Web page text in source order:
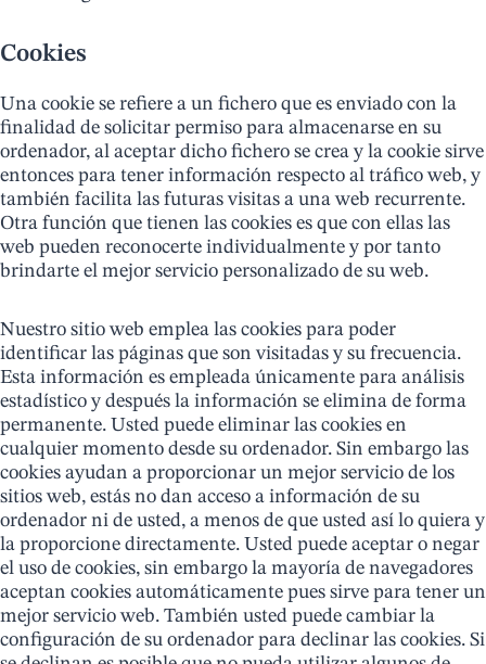
Cookies
Una cookie se refiere a un fichero que es enviado con la
finalidad de solicitar permiso para almacenarse en su
ordenador, al aceptar dicho fichero se crea y la cookie sirve
entonces para tener información respecto al tráfico web, y
también facilita las futuras visitas a una web recurrente.
Otra función que tienen las cookies es que con ellas las
web pueden reconocerte individualmente y por tanto
brindarte el mejor servicio personalizado de su web.
​Nuestro sitio web emplea las cookies para poder
identificar las páginas que son visitadas y su frecuencia.
Esta información es empleada únicamente para análisis
estadístico y después la información se elimina de forma
permanente. Usted puede eliminar las cookies en
cualquier momento desde su ordenador. Sin embargo las
cookies ayudan a proporcionar un mejor servicio de los
sitios web, estás no dan acceso a información de su
ordenador ni de usted, a menos de que usted así lo quiera y
la proporcione directamente. Usted puede aceptar o negar
el uso de cookies, sin embargo la mayoría de navegadores
aceptan cookies automáticamente pues sirve para tener un
mejor servicio web. También usted puede cambiar la
configuración de su ordenador para declinar las cookies. Si